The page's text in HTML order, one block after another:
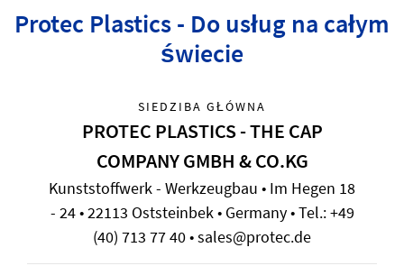
Protec Plastics - Do usług na całym
świecie
SIEDZIBA GŁÓWNA
PROTEC PLASTICS - THE CAP
COMPANY GMBH & CO.KG
Kunststoffwerk - Werkzeugbau • Im Hegen 18
- 24 • 22113 Oststeinbek • Germany • Tel.: +49
(40) 713 77 40 • sales@protec.de